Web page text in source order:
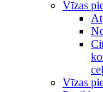
Vīzas
Vīzas